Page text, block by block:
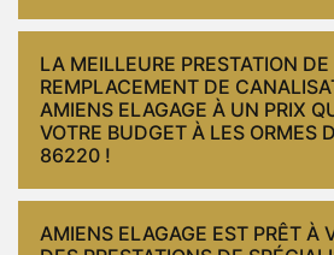
LA MEILLEURE PRESTATION DE
REMPLACEMENT DE
AMIENS ELAGAGE À UN PRIX
VOTRE BUDGET À LES ORMES
86220 !
AMIENS ELAGAGE EST PRÊT À